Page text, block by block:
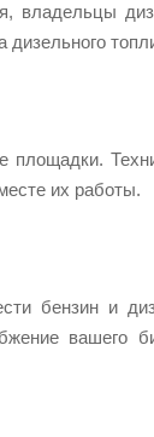
владельцы
площадки.
их работы.
бензин и
вашего